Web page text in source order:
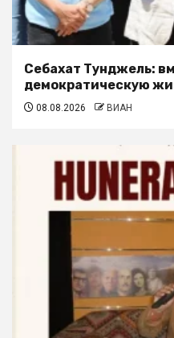
Себахат Тунджель:
демократическую
08.08.2026 ВИАН